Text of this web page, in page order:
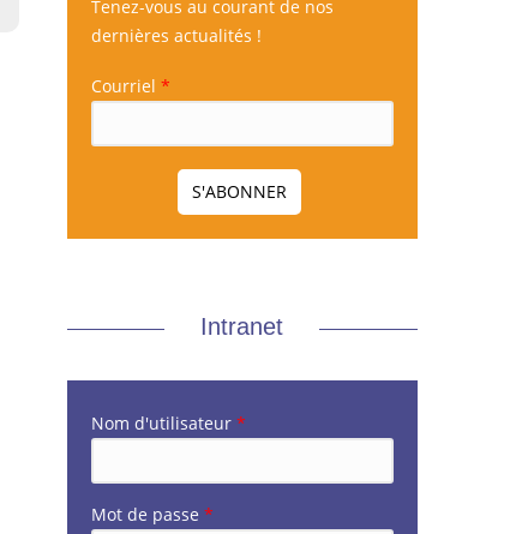
Tenez-vous au courant de nos
dernières actualités !
Courriel *
Intranet
Nom d'utilisateur *
Mot de passe *